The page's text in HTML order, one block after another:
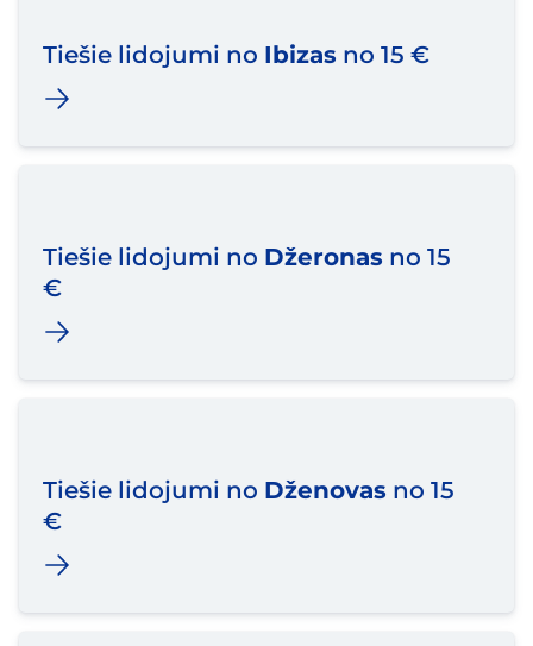
Tiešie lidojumi no Ibizas no 15 €
Tiešie lidojumi no Džeronas no 15
€
Tiešie lidojumi no Dženovas no 15
€